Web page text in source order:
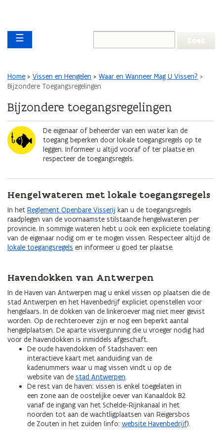
gaan
Main navigation
☰
Kruimelpad
Home Vissen en Hengelen
Waar en Wanneer Mag U Vissen?
Bijzondere Toegangsregelingen
Bijzondere toegangsregelingen
AfbeeldingDe eigenaar of beheerder van een water kan de
toegang beperken door lokale toegangsregels op te
leggen. Informeer u altijd vooraf of ter plaatse en
respecteer de toegangsregels.
Hengelwateren met lokale toegangsregels
In het Reglement Openbare Visserij kan u de toegangsregels
raadplegen van de voornaamste stilstaande hengelwateren per
provincie. In sommige wateren hebt u ook een expliciete toelating
van de eigenaar nodig om er te mogen vissen. Respecteer altijd de
lokale toegangsregels en informeer u goed ter plaatse.
Havendokken van Antwerpen
In de Haven van Antwerpen mag u enkel vissen op plaatsen die de
stad Antwerpen en het Havenbedrijf expliciet openstellen voor
hengelaars. In de dokken van de linkeroever mag niet meer gevist
worden. Op de rechteroever zijn er nog een beperkt aantal
hengelplaatsen. De aparte visvergunning die u vroeger nodig had
voor de havendokken is inmiddels afgeschaft.
De oude havendokken of Stadshaven: een
interactieve kaart met aanduiding van de
kadenummers waar u mag vissen vindt u op de
website van de stad Antwerpen.
De rest van de haven: vissen is enkel toegelaten in
een zone aan de oostelijke oever van Kanaaldok B2
vanaf de ingang van het Schelde-Rijnkanaal in het
noorden tot aan de wachtligplaatsen van Reigersbos
de Zouten in het zuiden (info: website Havenbedrijf).